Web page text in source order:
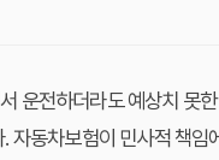
운전하더라도 예상치 못
자동차보험이 민사적 책